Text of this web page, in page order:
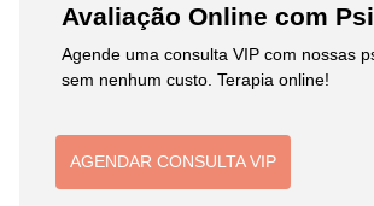
Avaliação Online com
Agende uma consulta VIP com nossas
sem nenhum custo. Terapia online!
AGENDAR CONSULTA VIP